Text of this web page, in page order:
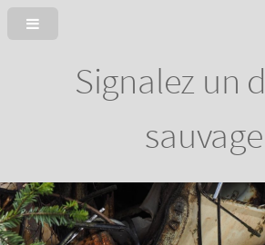
Signalez un
sauvage